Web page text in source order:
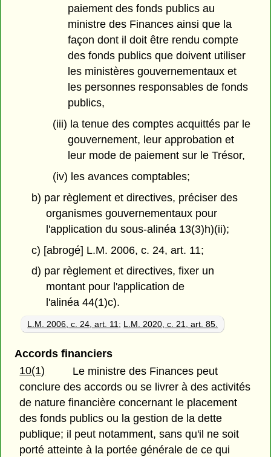
paiement des fonds publics au
ministre des Finances ainsi que la
façon dont il doit être rendu compte
des fonds publics que doivent utiliser
les ministères gouvernementaux et
les personnes responsables de fonds
publics,
(iii) la tenue des comptes acquittés par le
gouvernement, leur approbation et
leur mode de paiement sur le Trésor,
(iv) les avances comptables;
b) par règlement et directives, préciser des
organismes gouvernementaux pour
l'application du sous-alinéa 13(3)h)(ii);
c) [abrogé] L.M. 2006, c. 24, art. 11;
d) par règlement et directives, fixer un
montant pour l'application de
l'alinéa 44(1)c).
L.M. 2006, c. 24, art. 11; L.M. 2020, c. 21, art. 85.
Accords financiers
10(1)
Le ministre des Finances peut
conclure des accords ou se livrer à des activités
de nature financière concernant le placement
des fonds publics ou la gestion de la dette
publique; il peut notamment, sans qu'il ne soit
porté atteinte à la portée générale de ce qui